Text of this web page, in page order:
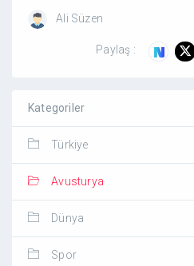
Ali Süzen
Paylaş :
Kategoriler
Türkiye
Avusturya
Dünya
Spor